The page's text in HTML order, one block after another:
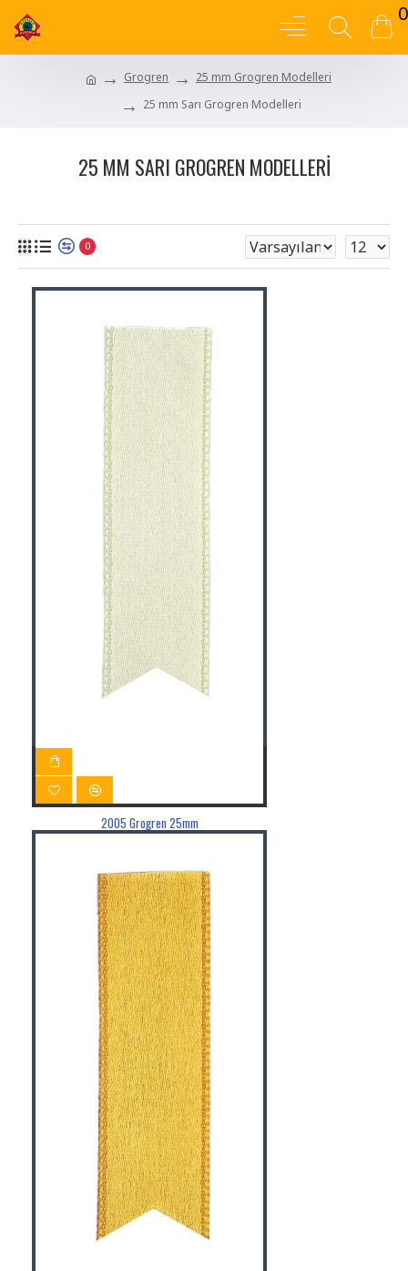
0
Grogren
25 mm Grogren Modelleri
25 mm Sarı Grogren Modelleri
25 MM SARI GROGREN MODELLERI
0
2005 Grogren 25mm